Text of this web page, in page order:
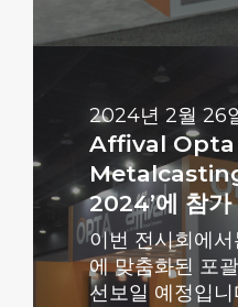
2024년 2월 26
Affival Opta
2024’에 참가
이번 전시회에
에 맞춤화된 포
선보일 예정입니